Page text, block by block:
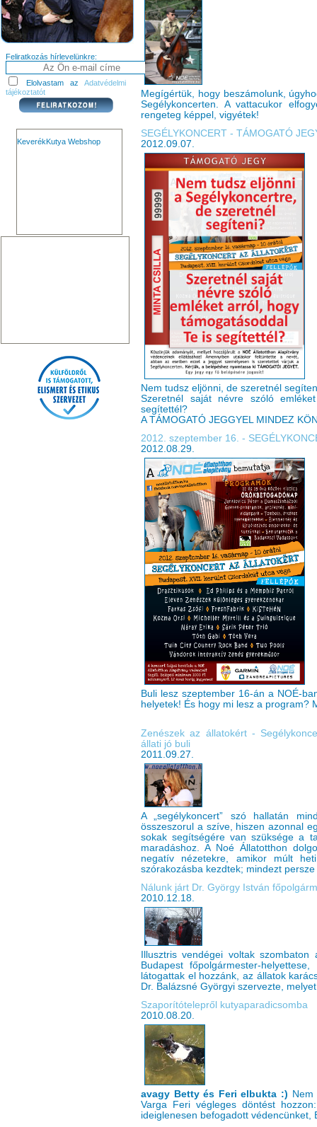
Feliratkozás hírlevelünkre:
Elolvastam az Adatvédelmi
tájékoztatót
KeverékKutya Webshop
Megígértük, hogy beszámolunk,
Segélykoncerten. A vattacukor
rengeteg képpel, vigyétek!
SEGÉLYKONCERT - TÁMOGATÓ
2012.09.07.
Nem tudsz eljönni, de szeretnél
Szeretnél saját névre szóló
segítettél?
A TÁMOGATÓ JEGGYEL MINDEZ
2012. szeptember 16. -
2012.08.29.
Buli lesz szeptember 16-án a NOÉ-
helyetek! És hogy mi lesz a program?
Zenészek az állatokért -
állati jó buli
2011.09.27.
A „segélykoncert” szó hallatán
összeszorul a szíve, hiszen azonnal
sokak segítségére van szüksége a
maradáshoz. A Noé Állatotthon
negatív nézetekre, amikor múlt
szórakozásba kezdtek; mindezt
Nálunk járt Dr. György István
2010.12.18.
Illusztris vendégei voltak
Budapest főpolgármester-
látogattak el hozzánk, az állatok
Dr. Balázsné Györgyi szervezte,
Szaporítótelepről kutyaparadicsomba
2010.08.20.
avagy Betty és Feri elbukta :)
Varga Feri végleges döntést
ideiglenesen befogadott védencünket,